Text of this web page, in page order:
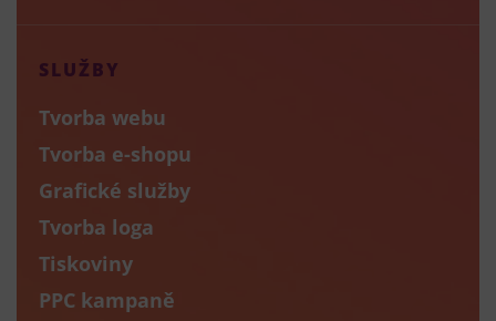
SLUŽBY
Tvorba webu
Tvorba e-shopu
Grafické služby
Tvorba loga
Tiskoviny
PPC kampaně